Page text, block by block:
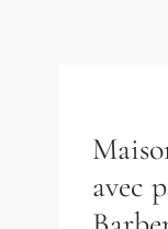
avec